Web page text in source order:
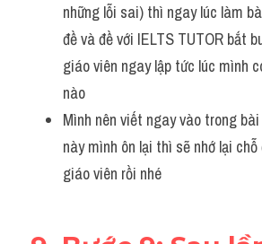
những lỗi sai) thì ngay lúc làm
đề và đề với IELTS TUTOR bắt
giáo viên ngay lập tức lúc mình
nào
Mình nên viết ngay vào trong
này mình ôn lại thì sẽ nhớ lại
giáo viên rồi nhé